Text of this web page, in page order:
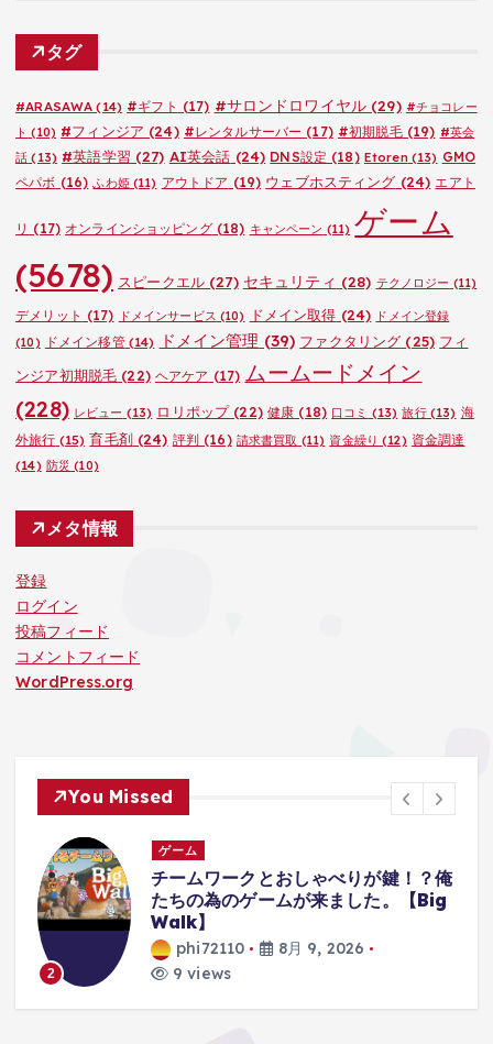
ゴ
タグ
#ARASAWA (14) #ギフト (17) #サロンドロワイヤル(29) #チョコレー
ト (10) #フィンジア (24) #レンタルサーバー (17) #初期脱毛(19) #英会
話 (13) #英語学習 (27) AI英会話 (24) DNS設定 (18) Etoren(13) GMO
ペパボ (16) ふわ姫(11) アウトドア (19) ウェブホスティング (24) エアト
リ (17) オンラインショッピング(18) キャンペーン (11) ゲーム
(5678) スピークエル(27) セキュリティ (28) テクノロジー (11)
デメリット (17) ドメインサービス (10) ドメイン取得 (24) ドメイン登録
(10)
ドメイン移管(14) ドメイン管理 (39) ファクタリング (25) フィ
ンジア初期脱毛 (22) ヘアケア (17) ムームードメイン
(228) レビュー (13) ロリポップ(22) 健康 (18) 口コミ (13) 旅行(13) 海
外旅行 (15) 育毛剤(24) 評判 (16) 請求書買取 (11) 資金繰り (12) 資金調達
(14) 防災 (10)
メタ情報
登録
ログイン
投稿フィード
コメントフィード
WordPress.org
You Missed
2
ゲーム
チームワークとおしゃべりが鍵！？俺
たちの為のゲームが来ました。【Big
Walk】
phi72110
8月 9, 2026
9 views